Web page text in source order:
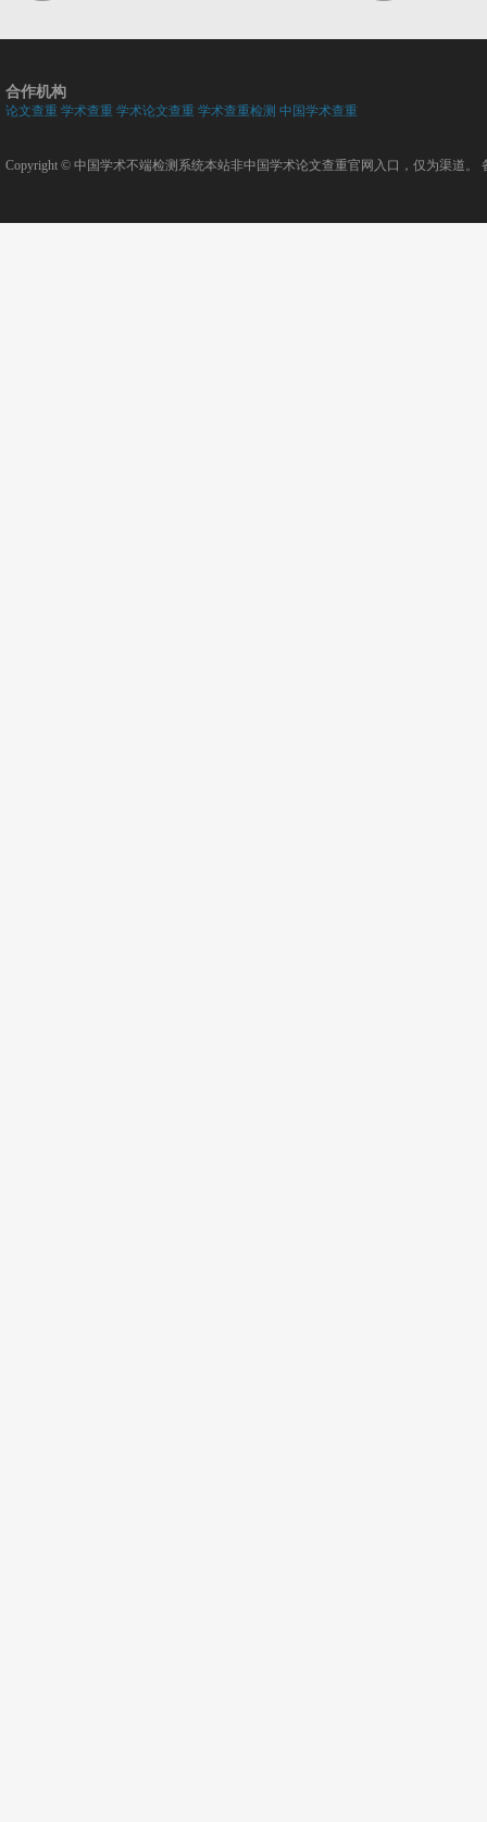
合作机构
论文查重 学术查重 学术论文查重 学术查重检测 中国学术查重
Copyright © 中国学术不端检测系统本站非中国学术论文查重官网入口，仅为渠道。